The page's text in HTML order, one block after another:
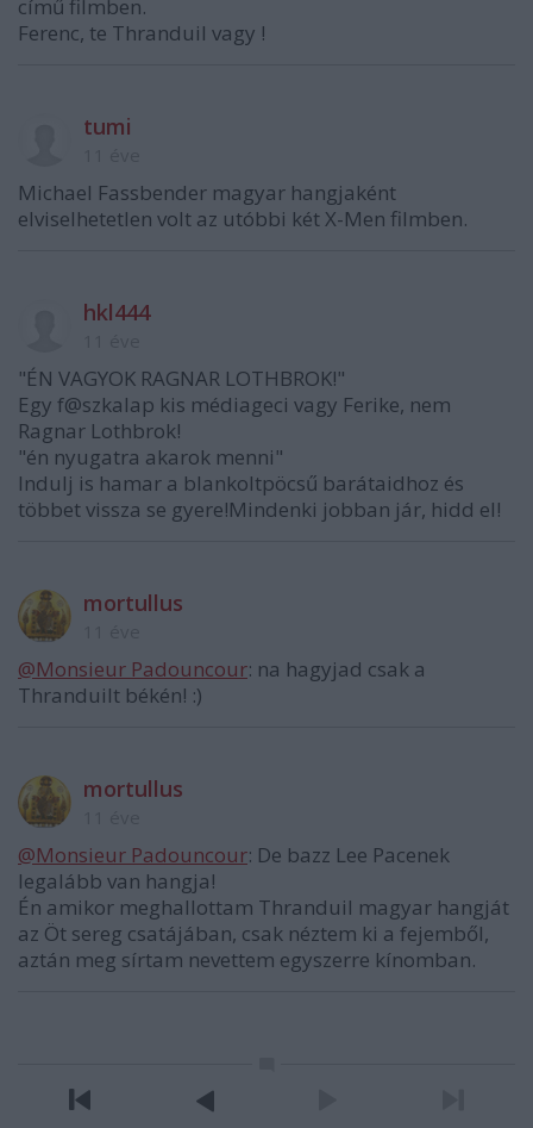
című filmben.
Ferenc, te Thranduil vagy !
tumi
Michael Fassbender magyar hangjaként
elviselhetetlen volt az utóbbi két X-Men filmben.
hkl444
"ÉN VAGYOK RAGNAR LOTHBROK!"
Egy f@szkalap kis médiageci vagy Ferike, nem
Ragnar Lothbrok!
"én nyugatra akarok menni"
Indulj is hamar a blankoltpöcsű barátaidhoz és
többet vissza se gyere!Mindenki jobban jár, hidd el!
mortullus
@Monsieur Padouncour: na hagyjad csak a
Thranduilt békén! :)
mortullus
@Monsieur Padouncour: De bazz Lee Pacenek
legalább van hangja!
Én amikor meghallottam Thranduil magyar hangját
az Öt sereg csatájában, csak néztem ki a fejemből,
aztán meg sírtam nevettem egyszerre kínomban.